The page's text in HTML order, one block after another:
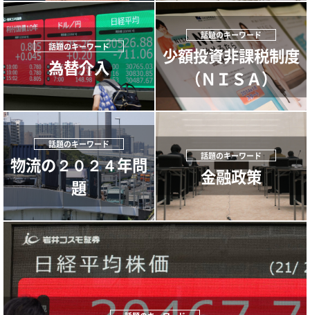
為替介入
少額投資非課税制度
（ＮＩＳＡ）
物流の２０２４年問
題
金融政策